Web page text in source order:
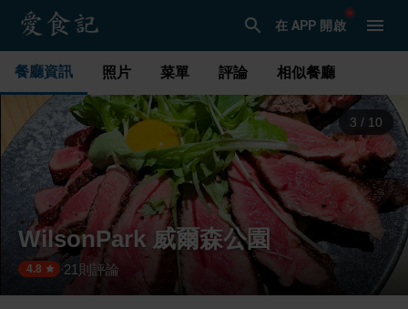
在 APP 開啟
餐廳資訊 照片 菜單 評論 相似餐廳
3 / 10
WilsonPark 威爾森公園
4.8 ·21 則評論